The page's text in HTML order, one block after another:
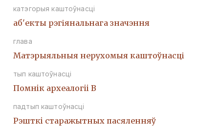
катэгорыя каштоўнасці
аб'екты рэгіянальнага значэння
глава
Матэрыяльныя нерухомыя каштоўнасці
тып каштоўнасці
Помнiк археалогii В
падтып каштоўнасці
Рэшткi старажытных пасяленняў